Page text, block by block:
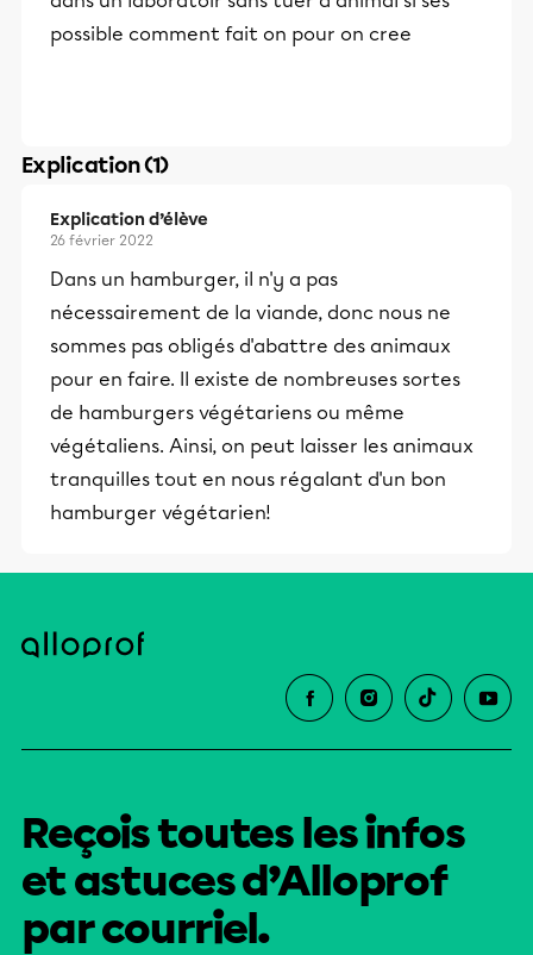
possible comment fait on pour on cree
Explication (1)
Explication d’élève
26 février 2022
Dans un hamburger, il n'y a pas
nécessairement de la viande, donc nous ne
sommes pas obligés d'abattre des animaux
pour en faire. Il existe de nombreuses sortes
de hamburgers végétariens ou même
végétaliens. Ainsi, on peut laisser les animaux
tranquilles tout en nous régalant d'un bon
hamburger végétarien!
Reçois toutes les infos
et astuces d’Alloprof
par courriel.